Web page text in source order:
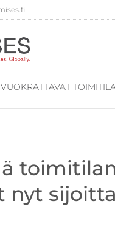
VUOKRATTAVAT
nyt